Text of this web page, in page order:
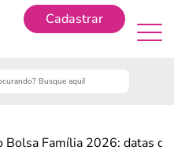
Cadastrar
Bolsa Família 2026: datas